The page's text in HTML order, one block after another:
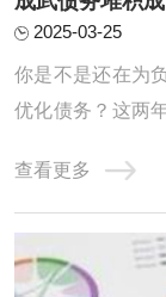
2025-03-25
你是不是还在为
优化债务？这两
用卡透支、查询
两年收入缩水，
和信用卡拆东墙
查看更多